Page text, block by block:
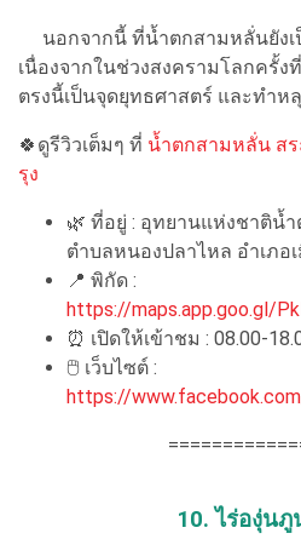
นอกจากนี้ ที่น้ำตกสามหลั่นยังเ
เนื่องจากในช่วงสงครามโลกครั้
ตรงนี้เป็นจุดยุทธศาสตร์ และทำห
🍀ดูรีวิวเต็มๆ ที่ น้ำตกสามหลั่น ส
รุง
🌿 ที่อยู่ : อุทยานแห่งชาติน้
ตำบลหนองปลาไหล อำเภอ
📍 พิกัด :
https://maps.app.goo.gl/
⏰ เปิดให้เข้าชม : 08.00-
🖱 เว็บไซต์ :
https://
10. ไร่องุ่น